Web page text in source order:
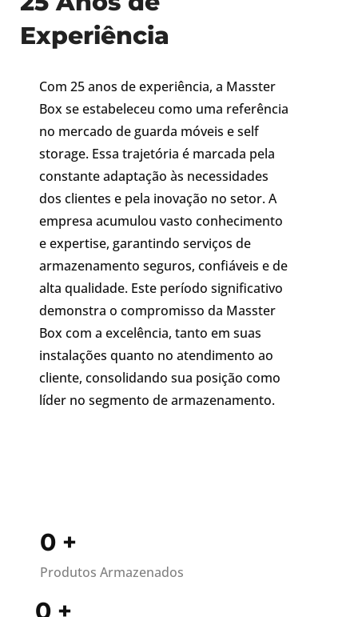
Experiência
Com 25 anos de experiência, a Masster
Box se estabeleceu como uma referência
no mercado de guarda móveis e self
storage. Essa trajetória é marcada pela
constante adaptação às necessidades
dos clientes e pela inovação no setor. A
empresa acumulou vasto conhecimento
e expertise, garantindo serviços de
armazenamento seguros, confiáveis e de
alta qualidade. Este período significativo
demonstra o compromisso da Masster
Box com a excelência, tanto em suas
instalações quanto no atendimento ao
cliente, consolidando sua posição como
líder no segmento de armazenamento.
0 +
Produtos Armazenados